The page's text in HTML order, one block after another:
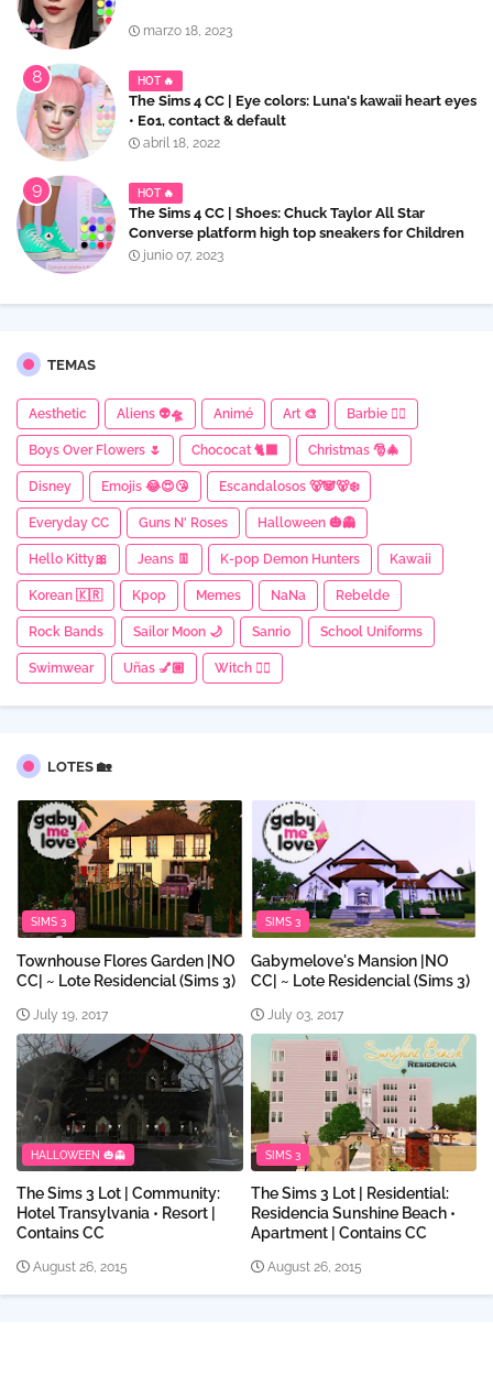
marzo 18, 2023
HOT 🔥
The Sims 4 CC | Eye colors: Luna's kawaii heart eyes
• E01, contact & default
abril 18, 2022
HOT 🔥
The Sims 4 CC | Shoes: Chuck Taylor All Star
Converse platform high top sneakers for Children
junio 07, 2023
TEMAS
Aesthetic Aliens 👽🛸 Animé Art 🎨 Barbie 👱‍♀️
Boys Over Flowers 🌷 Chococat 🐈‍⬛ Christmas 🎅🎄
Disney Emojis 😂😍😘 Escandalosos 🐻🐼🐻‍❄
Everyday CC Guns N' Roses Halloween 🎃👻
Hello Kitty🎀 Jeans 👖 K-pop Demon Hunters Kawaii
Korean 🇰🇷 Kpop Memes NaNa Rebelde
Rock Bands Sailor Moon 🌙 Sanrio School Uniforms
Swimwear Uñas 💅🏼 Witch 🧙‍♀
LOTES 🏡
SIMS 3
Townhouse Flores Garden |NO
CC| ~ Lote Residencial (Sims 3)
July 19, 2017
SIMS 3
Gabymelove's Mansion |NO
CC| ~ Lote Residencial (Sims 3)
July 03, 2017
HALLOWEEN 🎃👻
The Sims 3 Lot | Community:
Hotel Transylvania • Resort |
Contains CC
August 26, 2015
SIMS 3
The Sims 3 Lot | Residential:
Residencia Sunshine Beach •
Apartment | Contains CC
August 26, 2015